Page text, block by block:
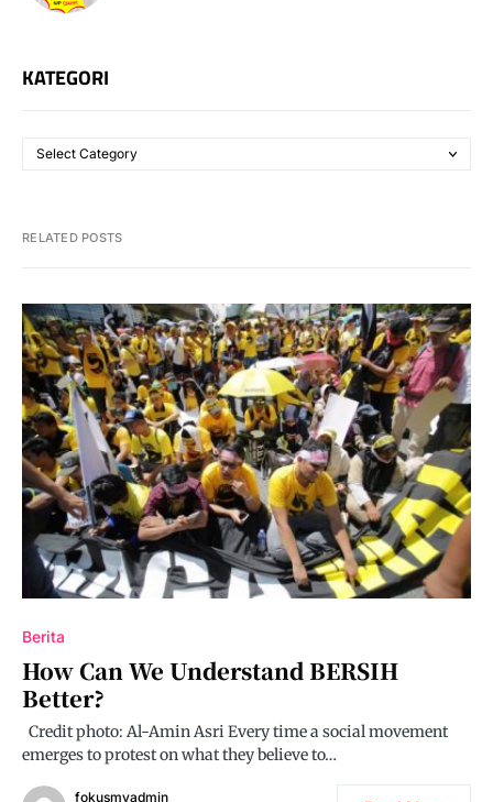
KATEGORI
RELATED POSTS
Berita
How Can We Understand BERSIH
Better?
Credit photo: Al-Amin Asri Every time a social movement
emerges to protest on what they believe to…
fokusmyadmin